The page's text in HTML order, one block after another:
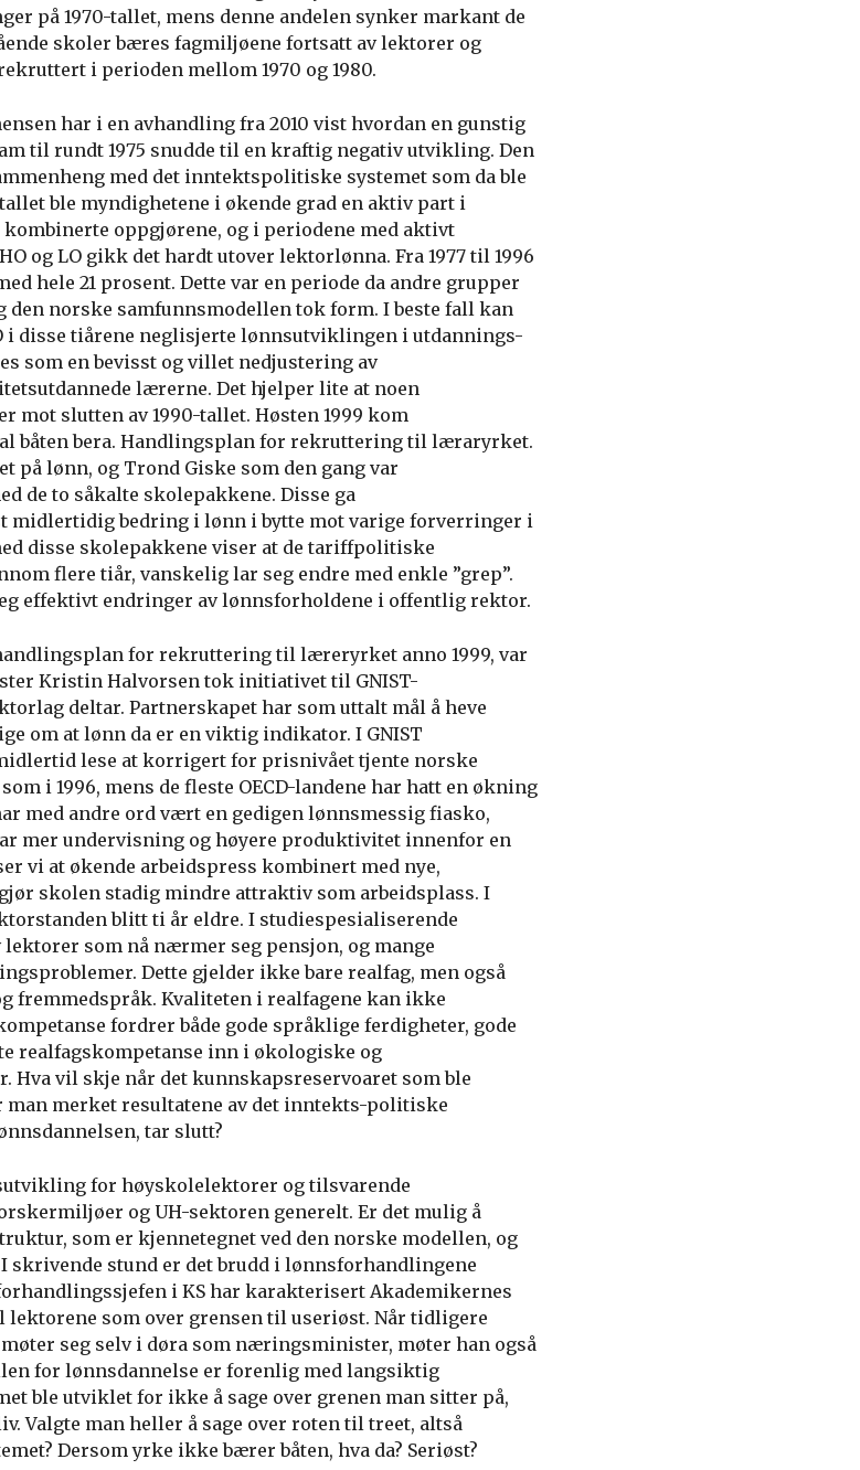
på 1970-tallet, mens denne andelen synker markant de
skoler bæres fagmiljøene fortsatt av lektorer og
i perioden mellom 1970 og 1980.
har i en avhandling fra 2010 vist hvordan en gunstig
til rundt 1975 snudde til en kraftig negativ utvikling. Den
med det inntektspolitiske systemet som da ble
ble myndighetene i økende grad en aktiv part i
oppgjørene, og i periodene med aktivt
og LO gikk det hardt utover lektorlønna. Fra 1977 til 1996
hele 21 prosent. Dette var en periode da andre grupper
den norske samfunnsmodellen tok form. I beste fall kan
i disse tiårene neglisjerte lønnsutviklingen i utdannings-
som en bevisst og villet nedjustering av
lærerne. Det hjelper lite at noen
mot slutten av 1990-tallet. Høsten 1999 kom
båten bera. Handlingsplan for rekruttering til læraryrket.
på lønn, og Trond Giske som den gang var
de to såkalte skolepakkene. Disse ga
midlertidig bedring i lønn i bytte mot varige forverringer i
disse skolepakkene viser at de tariffpolitiske
flere tiår, vanskelig lar seg endre med enkle ”grep”.
effektivt endringer av lønnsforholdene i offentlig rektor.
for rekruttering til læreryrket anno 1999, var
Kristin Halvorsen tok initiativet til GNIST-
deltar. Partnerskapet har som uttalt mål å heve
om at lønn da er en viktig indikator. I GNIST
lese at korrigert for prisnivået tjente norske
i 1996, mens de fleste OECD-landene har hatt en økning
med andre ord vært en gedigen lønnsmessig fiasko,
mer undervisning og høyere produktivitet innenfor en
vi at økende arbeidspress kombinert med nye,
skolen stadig mindre attraktiv som arbeidsplass. I
blitt ti år eldre. I studiespesialiserende
som nå nærmer seg pensjon, og mange
Dette gjelder ikke bare realfag, men også
fremmedspråk. Kvaliteten i realfagene kan ikke
fordrer både gode språklige ferdigheter, gode
realfagskompetanse inn i økologiske og
Hva vil skje når det kunnskapsreservoaret som ble
man merket resultatene av det inntekts-politiske
tar slutt?
for høyskolelektorer og tilsvarende
og UH-sektoren generelt. Er det mulig å
som er kjennetegnet ved den norske modellen, og
stund er det brudd i lønnsforhandlingene
i KS har karakterisert Akademikernes
som over grensen til useriøst. Når tidligere
seg selv i døra som næringsminister, møter han også
for lønnsdannelse er forenlig med langsiktig
ble utviklet for ikke å sage over grenen man sitter på,
Valgte man heller å sage over roten til treet, altså
Dersom yrke ikke bærer båten, hva da? Seriøst?